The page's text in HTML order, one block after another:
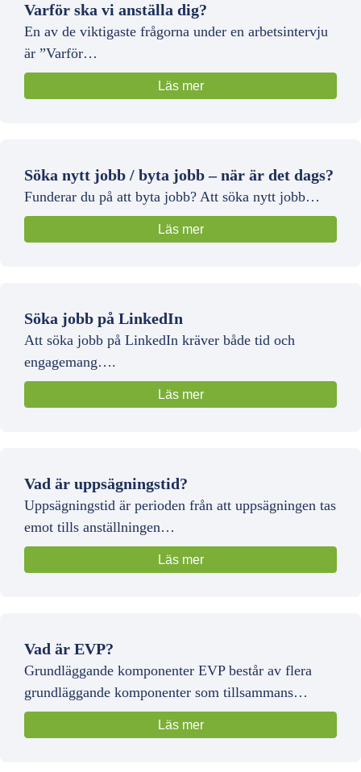
Varför ska vi anställa dig?
En av de viktigaste frågorna under en arbetsintervju
är ”Varför…
Läs mer
Söka nytt jobb / byta jobb – när är det dags?
Funderar du på att byta jobb? Att söka nytt jobb…
Läs mer
Söka jobb på LinkedIn
Att söka jobb på LinkedIn kräver både tid och
engagemang….
Läs mer
Vad är uppsägningstid?
Uppsägningstid är perioden från att uppsägningen tas
emot tills anställningen…
Läs mer
Vad är EVP?
Grundläggande komponenter EVP består av flera
grundläggande komponenter som tillsammans…
Läs mer